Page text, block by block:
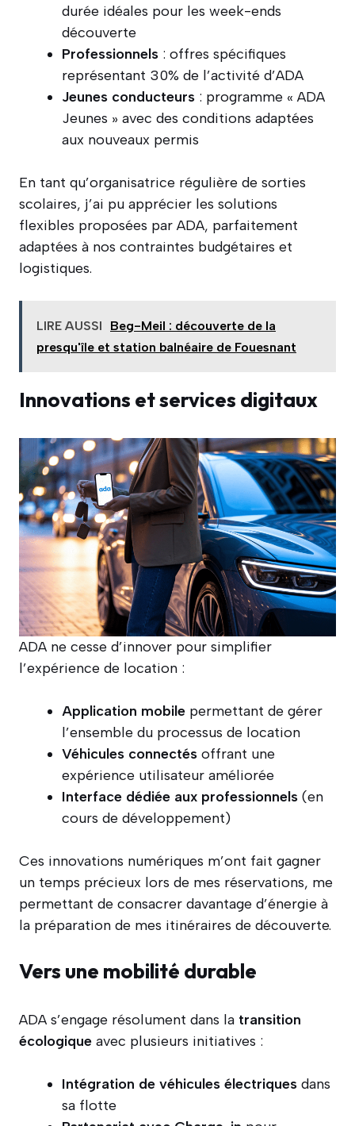
durée idéales pour les week-ends
découverte
Professionnels : offres spécifiques
représentant 30% de l’activité d’ADA
Jeunes conducteurs : programme « ADA
Jeunes » avec des conditions adaptées
aux nouveaux permis
En tant qu’organisatrice régulière de sorties
scolaires, j’ai pu apprécier les solutions
flexibles proposées par ADA, parfaitement
adaptées à nos contraintes budgétaires et
logistiques.
LIRE AUSSI
Beg-Meil : découverte de la
presqu'île et station balnéaire de Fouesnant
Innovations et services digitaux
ADA ne cesse d’innover pour simplifier
l’expérience de location :
Application mobile permettant de gérer
l’ensemble du processus de location
Véhicules connectés offrant une
expérience utilisateur améliorée
Interface dédiée aux professionnels (en
cours de développement)
Ces innovations numériques m’ont fait gagner
un temps précieux lors de mes réservations, me
permettant de consacrer davantage d’énergie à
la préparation de mes itinéraires de découverte.
Vers une mobilité durable
ADA s’engage résolument dans la transition
écologique avec plusieurs initiatives :
Intégration de véhicules électriques dans
sa flotte